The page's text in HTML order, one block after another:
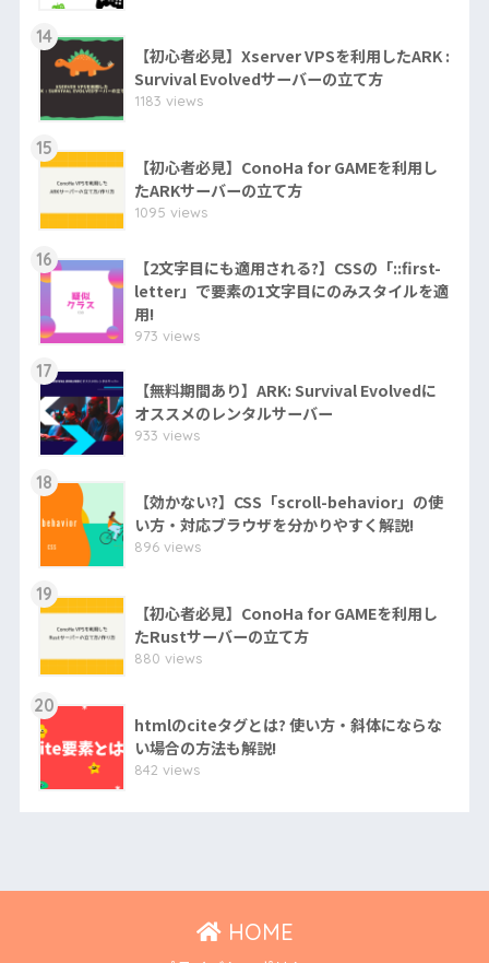
14
【初心者必見】Xserver VPSを利用したARK :
Survival Evolvedサーバーの立て方
1183 views
15
【初心者必見】ConoHa for GAMEを利用し
たARKサーバーの立て方
1095 views
16
【2文字目にも適用される?】CSSの「::first-
letter」で要素の1文字目にのみスタイルを適
用!
973 views
17
【無料期間あり】ARK: Survival Evolvedに
オススメのレンタルサーバー
933 views
18
【効かない?】CSS「scroll-behavior」の使
い方・対応ブラウザを分かりやすく解説!
896 views
19
【初心者必見】ConoHa for GAMEを利用し
たRustサーバーの立て方
880 views
20
htmlのciteタグとは? 使い方・斜体にならな
い場合の方法も解説!
842 views
HOME